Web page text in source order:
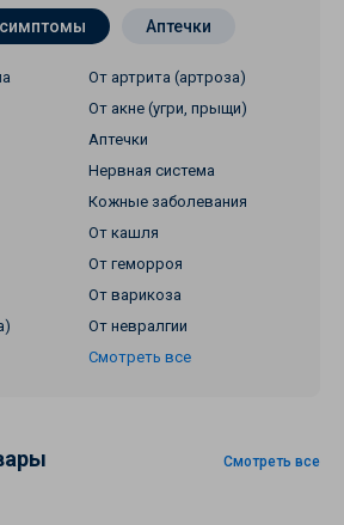
симптомы Аптечки
От артрита (артроза)
От акне (угри, прыщи)
Аптечки
Нервная система
Кожные заболевания
От кашля
От геморроя
От варикоза
От невралгии
Смотреть все
Смотреть все